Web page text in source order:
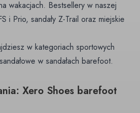
wakacjach. Bestsellery w naszej
i Prio, sandały Z-Trail oraz miejskie
w kategoriach sportowych
w sandałach barefoot.
Xero Shoes barefoot